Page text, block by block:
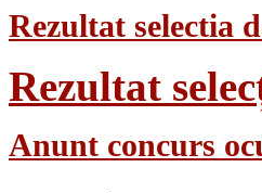
Rezultat selectia
Rezultat
Anunt concurs